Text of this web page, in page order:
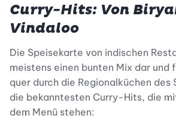
Curry-Hits: Von
Vindaloo
Die Speisekarte von indischen
meistens einen bunten Mix dar und
quer durch die Regionalküchen des
die bekanntesten Curry-Hits, die
dem Menü stehen: